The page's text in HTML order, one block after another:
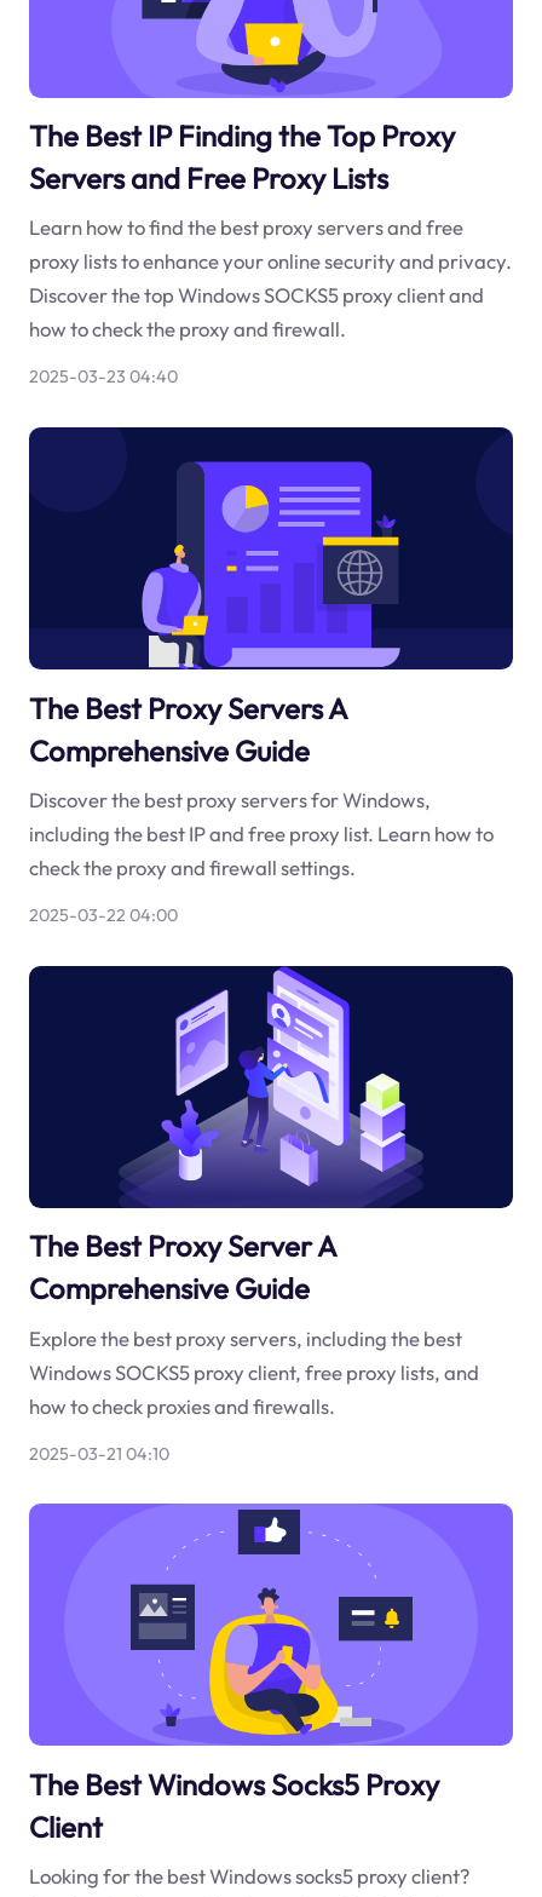
The Best IP Finding the Top Proxy
Servers and Free Proxy Lists
Learn how to find the best proxy servers and free
proxy lists to enhance your online security and privacy.
Discover the top Windows SOCKS5 proxy client and
how to check the proxy and firewall.
2025-03-23 04:40
The Best Proxy Servers A
Comprehensive Guide
Discover the best proxy servers for Windows,
including the best IP and free proxy list. Learn how to
check the proxy and firewall settings.
2025-03-22 04:00
The Best Proxy Server A
Comprehensive Guide
Explore the best proxy servers, including the best
Windows SOCKS5 proxy client, free proxy lists, and
how to check proxies and firewalls.
2025-03-21 04:10
The Best Windows Socks5 Proxy
Client
Looking for the best Windows socks5 proxy client?